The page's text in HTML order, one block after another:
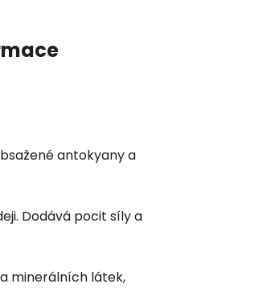
antokyany a
Dodává pocit síly a
a minerálních látek,